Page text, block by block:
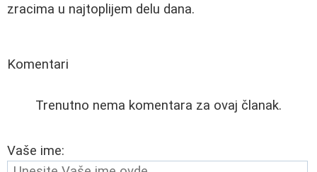
zracima u najtoplijem delu dana.
Komentari
Trenutno nema komentara za ovaj članak.
Vaše ime: